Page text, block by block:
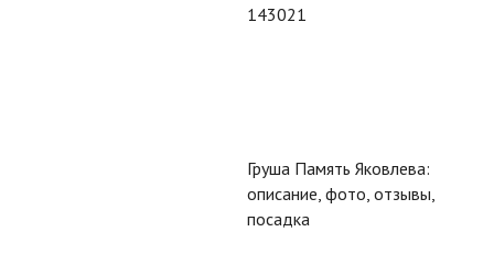
143021
Груша Память Яковлева:
описание, фото, отзывы,
посадка